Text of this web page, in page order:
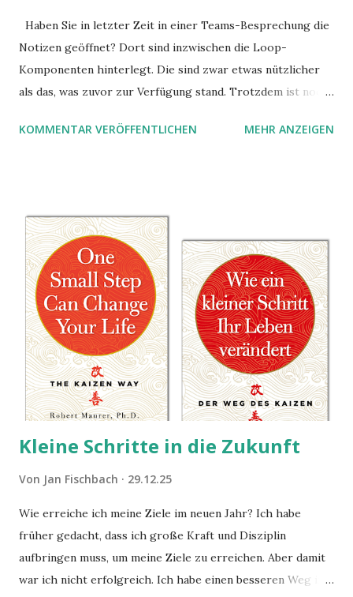
Haben Sie in letzter Zeit in einer Teams-Besprechung die
Notizen geöffnet? Dort sind inzwischen die Loop-
Komponenten hinterlegt. Die sind zwar etwas nützlicher
als das, was zuvor zur Verfügung stand. Trotzdem ist noch
Stolperfallen. Hier ein erster, kritischer Blick auf das was
KOMMENTAR VERÖFFENTLICHEN MEHR ANZEIGEN
Kleine Schritte in die Zukunft
Von Jan Fischbach 29.12.25
Wie erreiche ich meine Ziele im neuen Jahr? Ich habe
früher gedacht, dass ich große Kraft und Disziplin
aufbringen muss, um meine Ziele zu erreichen. Aber damit
war ich nicht erfolgreich. Ich habe einen besseren Weg in